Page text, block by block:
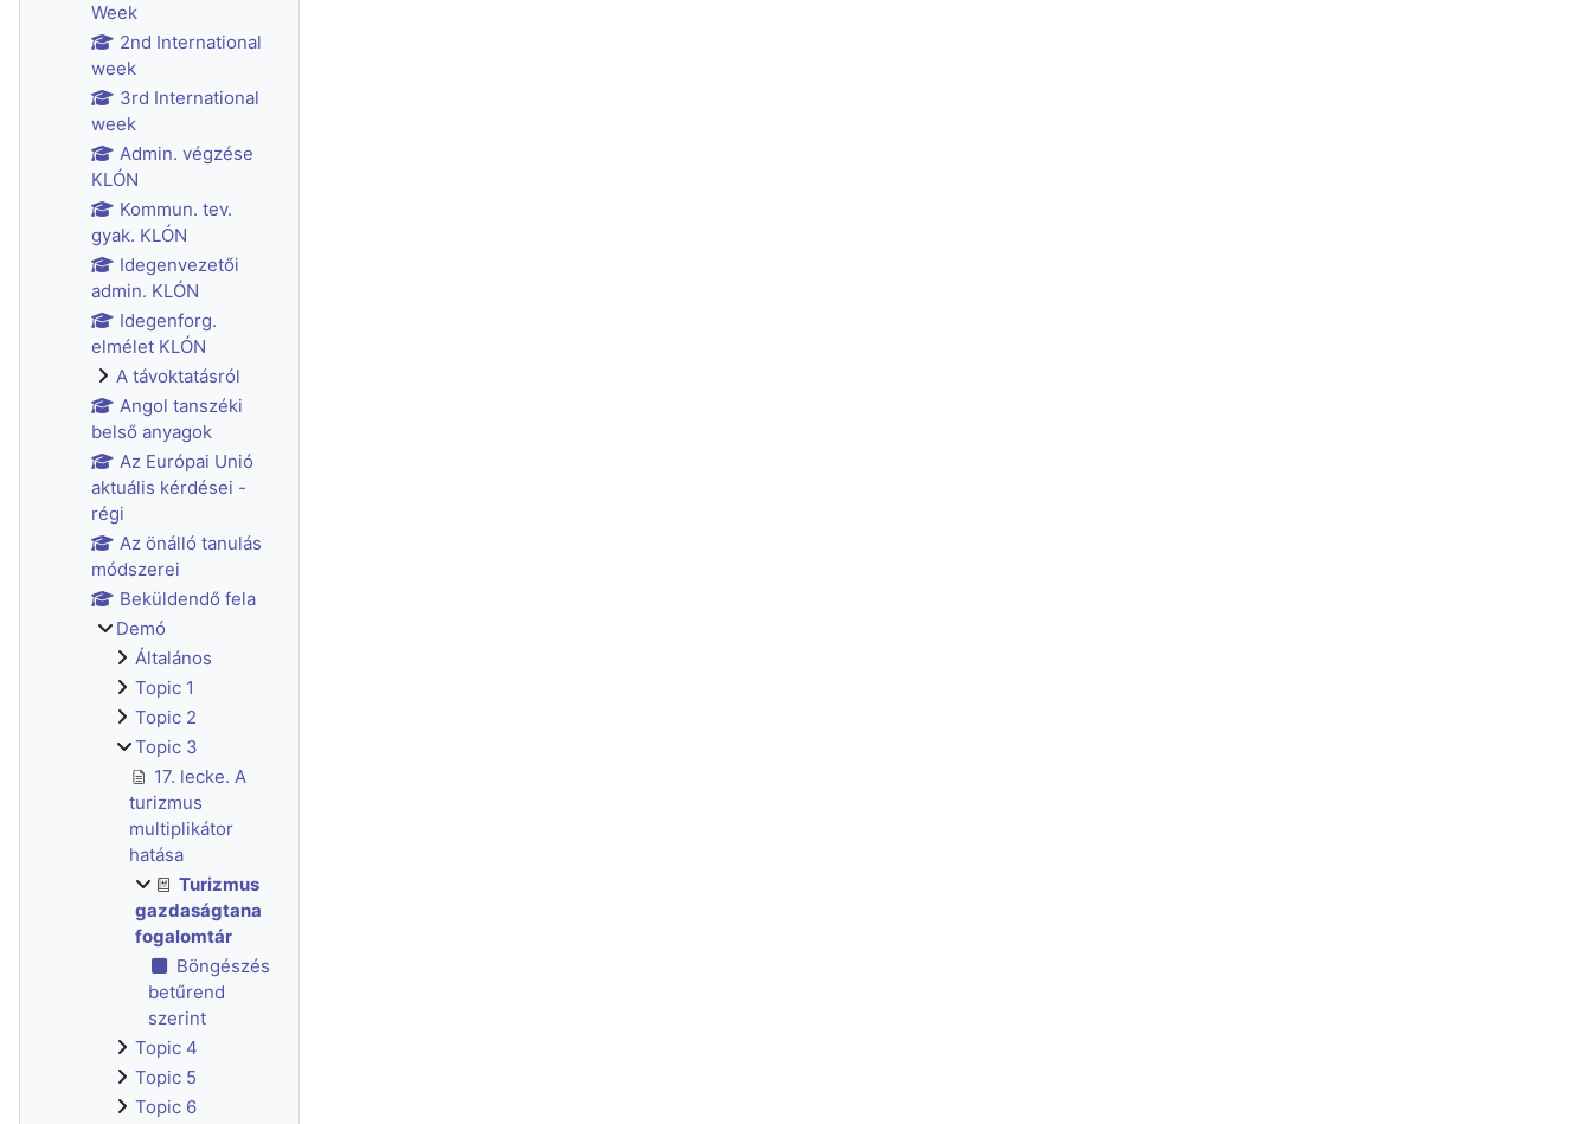
Week
2nd International
week
3rd International
week
Admin. végzése
KLÓN
Kommun. tev.
gyak. KLÓN
Idegenvezetői
admin. KLÓN
Idegenforg.
elmélet KLÓN
A távoktatásról
Angol tanszéki
belső anyagok
Az Európai Unió
aktuális kérdései -
régi
Az önálló tanulás
módszerei
Beküldendő fela
Demó
Általános
Topic 1
Topic 2
Topic 3
17. lecke. A
turizmus
multiplikátor
hatása
Turizmus
gazdaságtana
fogalomtár
Böngészés
betűrend
szerint
Topic 4
Topic 5
Topic 6